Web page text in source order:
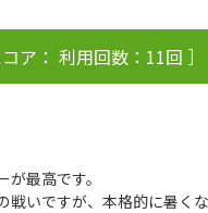
コア： 利用回数：11回 ］
最高です。
いですが、本格的に暑く